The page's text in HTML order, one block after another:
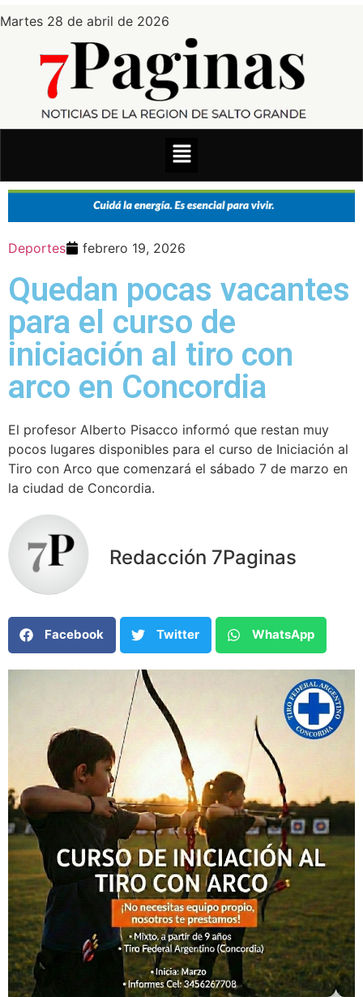
Martes 28 de abril de 2026
Deportes febrero 19, 2026
Quedan pocas vacantes
para el curso de
iniciación al tiro con
arco en Concordia
El profesor Alberto Pisacco informó que restan muy
pocos lugares disponibles para el curso de Iniciación al
Tiro con Arco que comenzará el sábado 7 de marzo en
la ciudad de Concordia.
Redacción 7Paginas
Facebook Twitter WhatsApp